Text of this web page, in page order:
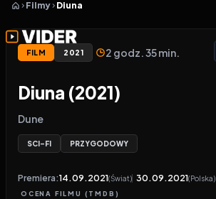
Filmy Diuna
FILM 2021 2 godz. 35 min.
Diuna (2021)
Dune
SCI-FI PRZYGODOWY
Premiera:14.09.2021(Świat) 30.09.2021(Polska)
OCENA FILMU (TMDB)